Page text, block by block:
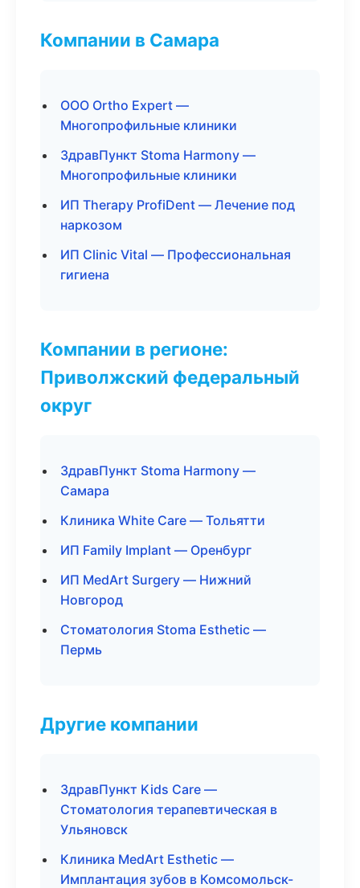
Компании в Самара
ООО Ortho Expert —
Многопрофильные клиники
ЗдравПункт Stoma Harmony —
Многопрофильные клиники
ИП Therapy ProfiDent — Лечение под
наркозом
ИП Clinic Vital — Профессиональная
гигиена
Компании в регионе:
Приволжский федеральный
округ
ЗдравПункт Stoma Harmony —
Самара
Клиника White Care — Тольятти
ИП Family Implant — Оренбург
ИП MedArt Surgery — Нижний
Новгород
Стоматология Stoma Esthetic —
Пермь
Другие компании
ЗдравПункт Kids Care —
Стоматология терапевтическая в
Ульяновск
Клиника MedArt Esthetic —
Имплантация зубов в Комсомольск-